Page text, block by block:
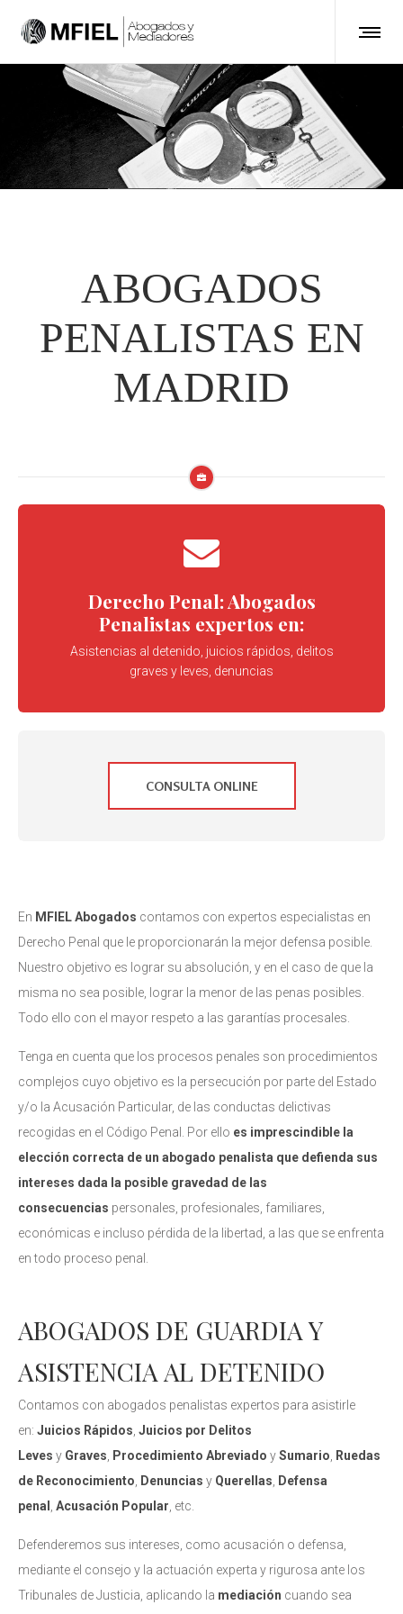
ABOGADOS
PENALISTAS EN
MADRID
Derecho Penal: Abogados
Penalistas expertos en:
Asistencias al detenido, juicios rápidos, delitos
graves y leves, denuncias
CONSULTA ONLINE
En MFIEL Abogados contamos con expertos especialistas en
Derecho Penal que le proporcionarán la mejor defensa posible.
Nuestro objetivo es lograr su absolución, y en el caso de que la
misma no sea posible, lograr la menor de las penas posibles.
Todo ello con el mayor respeto a las garantías procesales.
Tenga en cuenta que los procesos penales son procedimientos
complejos cuyo objetivo es la persecución por parte del Estado
y/o la Acusación Particular, de las conductas delictivas
recogidas en el Código Penal. Por ello es imprescindible la
elección correcta de un abogado penalista que defienda sus
intereses dada la posible gravedad de las
consecuencias personales, profesionales, familiares,
económicas e incluso pérdida de la libertad, a las que se enfrenta
en todo proceso penal.
ABOGADOS DE GUARDIA Y
ASISTENCIA AL DETENIDO
Contamos con abogados penalistas expertos para asistirle
en: Juicios Rápidos Juicios por Delitos
Leves y Graves Procedimiento Abreviado ySumario
Ruedas
de Reconocimiento
Denuncias y Querellas
Defensa
penal
Acusación Popular , etc.
Defenderemos sus intereses, como acusación o defensa,
mediante el consejo y la actuación experta y rigurosa ante los
Tribunales de Justicia, aplicando la mediación cuando sea